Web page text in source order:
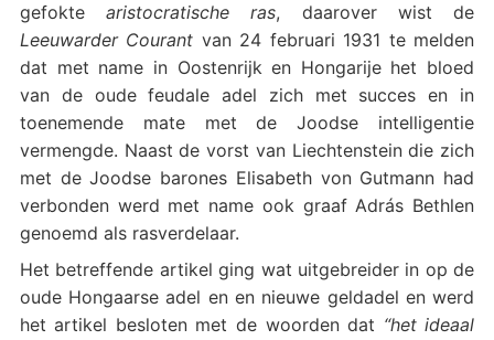
gefoktearistocratische ras, daarover wist de
Leeuwarder Courant van 24 februari 1931 te melden
dat met name in Oostenrijk en Hongarije het bloed
van de oude feudale adel zich met succes en in
toenemende mate met de Joodse intelligentie
vermengde. Naast de vorst van Liechtenstein die zich
met de Joodse barones Elisabeth von Gutmann had
verbonden werd met name ook graaf Adrás Bethlen
genoemd als rasverdelaar.
Het betreffende artikel ging wat uitgebreider in op de
oude Hongaarse adel en en nieuwe geldadel en werd
het artikel besloten met de woorden dat “het ideaal